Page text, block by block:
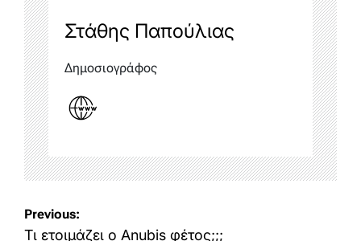
Στάθης Παπούλιας
Δημοσιογράφος
Post
Previous:
Τι ετοιμάζει ο Anubis φέτος;;;